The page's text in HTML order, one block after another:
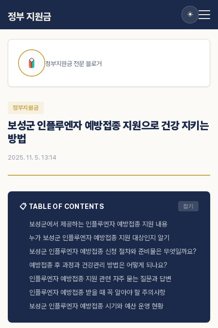
정부 지원금 ☀️
정부지원금 전문 블로거
정부지원금
보성군 인플루엔자 예방접종 지원으로 건강 지키는
방법
2025. 11. 5. 13:14
📋 TABLE OF CONTENTS 접기
보성군에서 제공하는 인플루엔자 예방접종 지원 내용
누가 보성군 인플루엔자 예방접종 지원 대상인지 알기
보성군 인플루엔자 예방접종 신청 절차와 준비물은 무엇일까요?
예방접종 후 과정과 건강관리 방법은 어떻게 되나요?
인플루엔자 예방접종 지원 관련 자주 묻는 질문과 답변
인플루엔자 예방접종 받을 때 꼭 알아야 할 주의사항
보성군 인플루엔자 예방접종 시기와 예산 운영 현황